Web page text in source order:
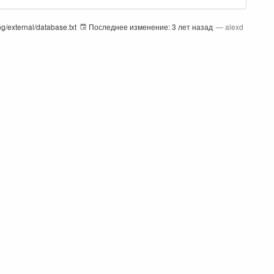
external/database.txt Последнее изменение:3 лет назад —alexd